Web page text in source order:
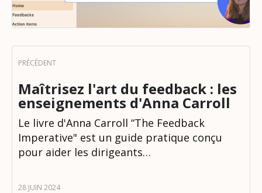
Maîtrisez l'art du feedback : les
enseignements d'Anna Carroll
Le livre d'Anna Carroll “The Feedback
Imperative" est un guide pratique conçu
pour aider les dirigeants…
28 JUIN 2024